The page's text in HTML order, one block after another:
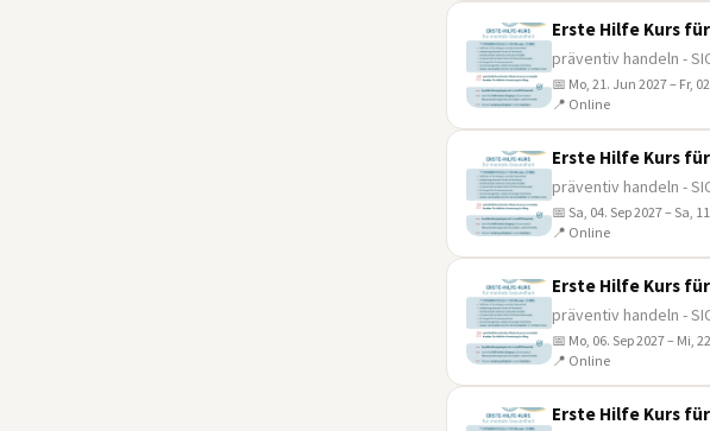
Erste Hilfe Kurs
präventiv handeln -
📅 Mo, 21. Jun 2027 – Fr,
📍 Online
Erste Hilfe Kurs
präventiv handeln -
📅 Sa, 04. Sep 2027 – Sa,
📍 Online
Erste Hilfe Kurs
präventiv handeln -
📅 Mo, 06. Sep 2027 – Mi,
📍 Online
Erste Hilfe Kurs